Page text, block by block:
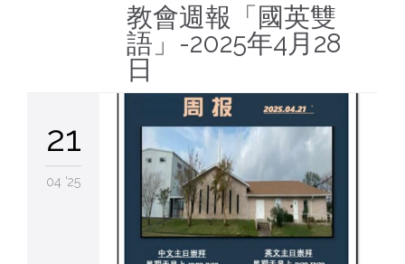
教會週報「國英雙
語」-2025年4月28
日
21
04 '25